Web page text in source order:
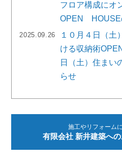
フロア構成にオ
OPEN HOUSE
2025.09.26
１０月４日（土
ける収納術
日（土）住まい
らせ
施工やリフォーム
有限会社 新井建築へ